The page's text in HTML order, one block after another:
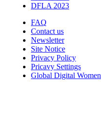
DFLA 2023
FAQ
Contact us
Newsletter
Site Notice
Privacy Policy
Pricavy Settings
Global Digital Women